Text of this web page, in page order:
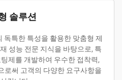
솔루션
독특한 특성을 활용한 맞춤형 제
성능 전문 지식을 바탕으로, 특
제를 개발하여 우수한 접착력,
로써 고객의 다양한 요구사항을